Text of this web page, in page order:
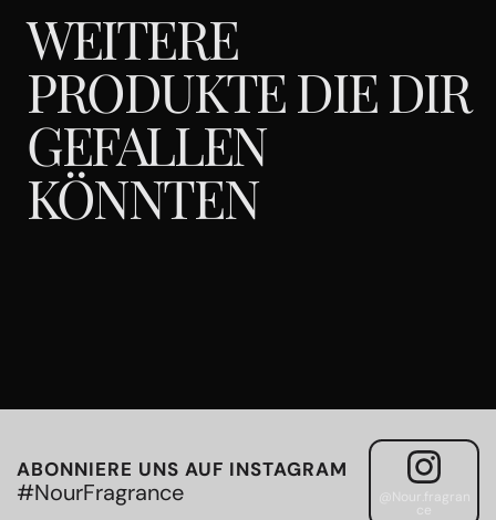
WEITERE
PRODUKTE DIE DIR
GEFALLEN
KÖNNTEN
ABONNIERE UNS AUF INSTAGRAM
#NourFragrance @Nour.fragran
ce